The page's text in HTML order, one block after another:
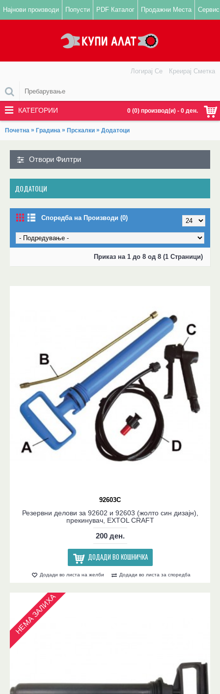
Најнови производи Попусти PDF Каталог Продажни Места Сервис
0 (0) производ(и) - 0 ден.
Логирај Се Креирај Сметка
КАТЕГОРИИ
Почетна » Градина » Прскалки » Додатоци
Отвори Филтри
ДОДАТОЦИ
Споредба на Производи (0)
Приказ на 1 до 8 од 8 (1 Страници)
92603C
Резервни делови за 92602 и 92603 (жолто син дизајн),
прекинувач, EXTOL CRAFT
200 ден.
ДОДАДИ ВО КОШНИЧКА
Додади во листа на желби Додади во листа за споредба
НЕМА ЗАЛИХА